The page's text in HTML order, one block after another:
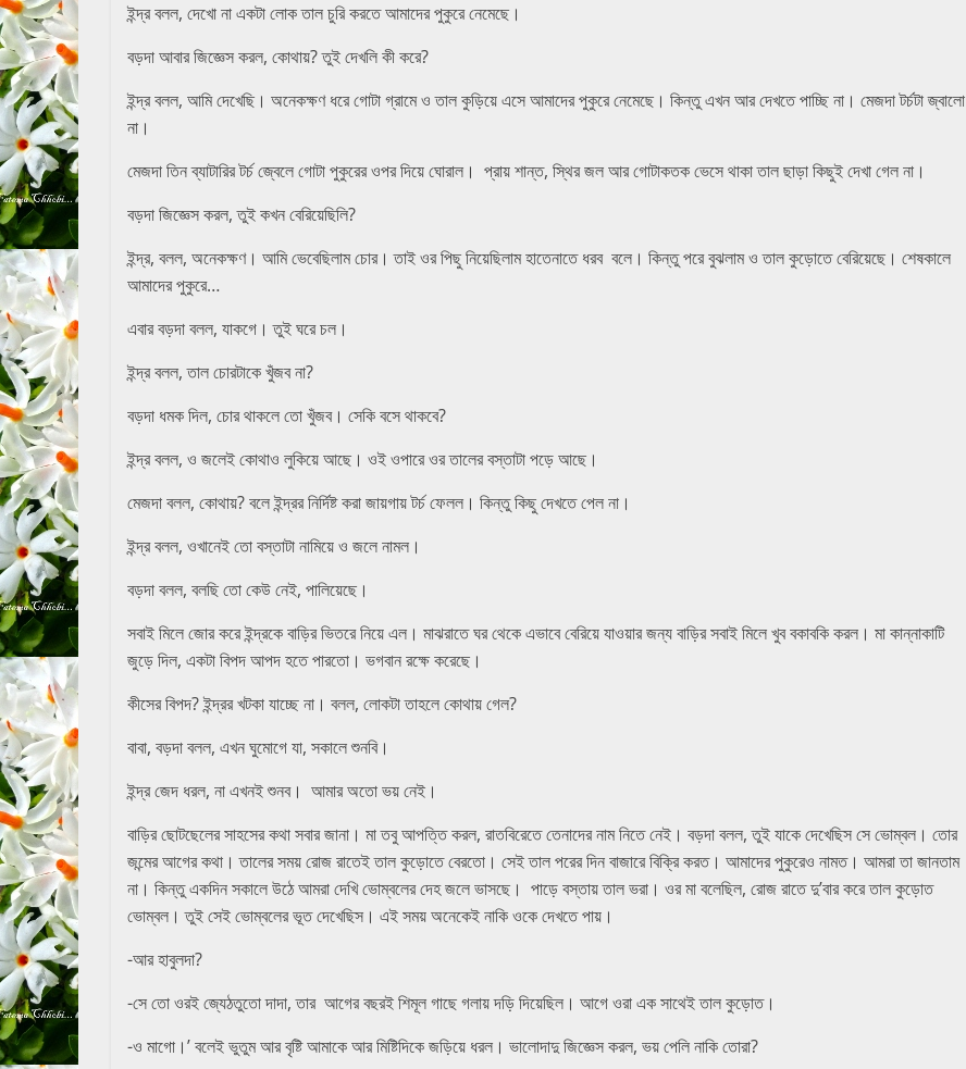
ইন্দ্র বলল, দেখো না একটা লোক তাল চুরি করতে আমাদের পুকুরে নেমেছে।
বড়দা আবার জিজ্ঞেস করল, কোথায়? তুই দেখলি কী করে?
ইন্দ্র বলল, আমি দেখেছি। অনেকক্ষণ ধরে গোটা গ্রামে ও তাল কুড়িয়ে এসে আমাদের পুকুরে নেমেছে। কিন্তু এখন আর দেখতে পাচ্ছি না। মেজদা টর্চটা জ্বালো
না।
মেজদা তিন ব্যাটারির টর্চ জ্বেলে গোটা পুকুরের ওপর দিয়ে ঘোরাল। প্রায় শান্ত, স্থির জল আর গোটাকতক ভেসে থাকা তাল ছাড়া কিছুই দেখা গেল না।
বড়দা জিজ্ঞেস করল, তুই কখন বেরিয়েছিলি?
ইন্দ্র, বলল, অনেকক্ষণ। আমি ভেবেছিলাম চোর। তাই ওর পিছু নিয়েছিলাম হাতেনাতে ধরব বলে। কিন্তু পরে বুঝলাম ও তাল কুড়োতে বেরিয়েছে। শেষকালে
আমাদের পুকুরে…
এবার বড়দা বলল, যাকগে। তুই ঘরে চল।
ইন্দ্র বলল, তাল চোরটাকে খুঁজব না?
বড়দা ধমক দিল, চোর থাকলে তো খুঁজব। সেকি বসে থাকবে?
ইন্দ্র বলল, ও জলেই কোথাও লুকিয়ে আছে। ওই ওপারে ওর তালের বস্তাটা পড়ে আছে।
মেজদা বলল, কোথায়? বলে ইন্দ্রর নির্দিষ্ট করা জায়গায় টর্চ ফেলল। কিন্তু কিছু দেখতে পেল না।
ইন্দ্র বলল, ওখানেই তো বস্তাটা নামিয়ে ও জলে নামল।
বড়দা বলল, বলছি তো কেউ নেই, পালিয়েছে।
সবাই মিলে জোর করে ইন্দ্রকে বাড়ির ভিতরে নিয়ে এল। মাঝরাতে ঘর থেকে এভাবে বেরিয়ে যাওয়ার জন্য বাড়ির সবাই মিলে খুব বকাবকি করল। মা কান্নাকাটি
জুড়ে দিল, একটা বিপদ আপদ হতে পারতো। ভগবান রক্ষে করেছে।
কীসের বিপদ? ইন্দ্রর খটকা যাচ্ছে না। বলল, লোকটা তাহলে কোথায় গেল?
বাবা, বড়দা বলল, এখন ঘুমোগে যা, সকালে শুনবি।
ইন্দ্র জেদ ধরল, না এখনই শুনব। আমার অতো ভয় নেই।
বাড়ির ছোটছেলের সাহসের কথা সবার জানা। মা তবু আপত্তি করল, রাতবিরেতে তেনাদের নাম নিতে নেই। বড়দা বলল, তুই যাকে দেখেছিস সে ভোম্বল। তোর
জন্মের আগের কথা। তালের সময় রোজ রাতেই তাল কুড়োতে বেরতো। সেই তাল পরের দিন বাজারে বিক্রি করত। আমাদের পুকুরেও নামত। আমরা তা জানতাম
না। কিন্তু একদিন সকালে উঠে আমরা দেখি ভোম্বলের দেহ জলে ভাসছে। পাড়ে বস্তায় তাল ভরা। ওর মা বলেছিল, রোজ রাতে দু’বার করে তাল কুড়োত
ভোম্বল। তুই সেই ভোম্বলের ভূত দেখেছিস। এই সময় অনেকেই নাকি ওকে দেখতে পায়।
-আর হাবুলদা?
-সে তো ওরই জ্যেঠতুতো দাদা, তার আগের বছরই শিমূল গাছে গলায় দড়ি দিয়েছিল। আগে ওরা এক সাথেই তাল কুড়োত।
-ও মাগো।’ বলেই ভুতুম আর বৃষ্টি আমাকে আর মিষ্টিদিকে জড়িয়ে ধরল। ভালোদাদু জিজ্ঞেস করল, ভয় পেলি নাকি তোরা?